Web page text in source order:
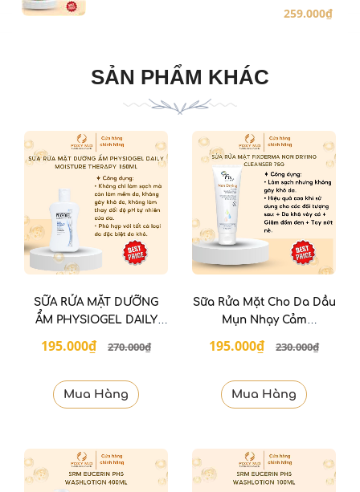
259.000₫
SẢN PHẨM KHÁC
SỮA RỬA MẶT DƯỠNG
ẨM PHYSIOGEL DAILY
MOISTURE THERAPY
150ml
195.000₫ 270.000₫
Mua Hàng
Sữa Rửa Mặt Cho Da Dầu
Mụn Nhạy Cảm
FIXDERMA Non Drying
Cleanser 75g
195.000₫ 230.000₫
Mua Hàng